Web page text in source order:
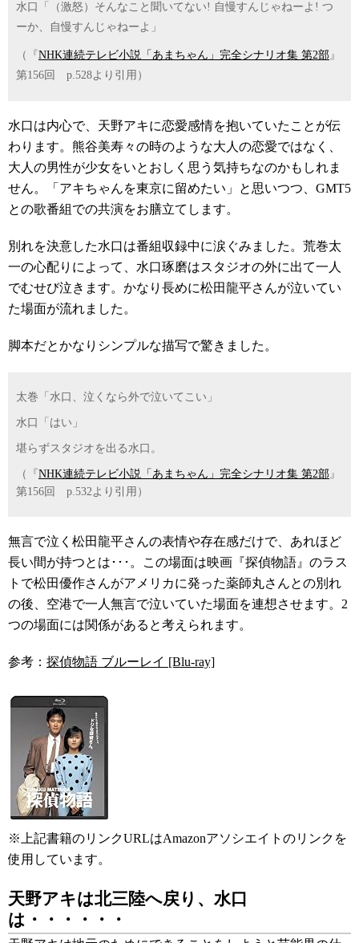
水口「（激怒）そんなこと聞いてない! 自慢すんじゃねーよ! つ
ーか、自慢すんじゃねーよ」
（『NHK連続テレビ小説「あまちゃん」完全シナリオ集 第2部』
第156回 p.528より引用）
水口は内心で、天野アキに恋愛感情を抱いていたことが伝
わります。熊谷美寿々の時のような大人の恋愛ではなく、
大人の男性が少女をいとおしく思う気持ちなのかもしれま
せん。「アキちゃんを東京に留めたい」と思いつつ、GMT5
との歌番組での共演をお膳立てします。
別れを決意した水口は番組収録中に涙ぐみました。荒巻太
一の心配りによって、水口琢磨はスタジオの外に出て一人
でむせび泣きます。かなり長めに松田龍平さんが泣いてい
た場面が流れました。
脚本だとかなりシンプルな描写で驚きました。
太巻「水口、泣くなら外で泣いてこい」
水口「はい」
堪らずスタジオを出る水口。
（『NHK連続テレビ小説「あまちゃん」完全シナリオ集 第2部』
第156回 p.532より引用）
無言で泣く松田龍平さんの表情や存在感だけで、あれほど
長い間が持つとは･･･。この場面は映画『探偵物語』のラス
トで松田優作さんがアメリカに発った薬師丸さんとの別れ
の後、空港で一人無言で泣いていた場面を連想させます。2
つの場面には関係があると考えられます。
参考： 探偵物語 ブルーレイ [Blu-ray]
※上記書籍のリンクURLはAmazonアソシエイトのリンクを
使用しています。
天野アキは北三陸へ戻り、水口
は・・・・・・